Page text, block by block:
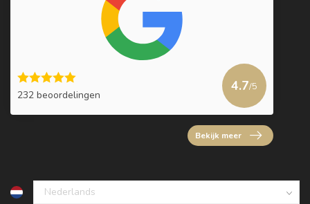
232 beoordelingen
4.7/5
Bekijk meer